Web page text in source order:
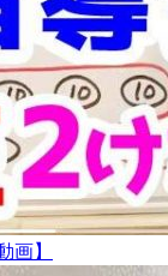
画】